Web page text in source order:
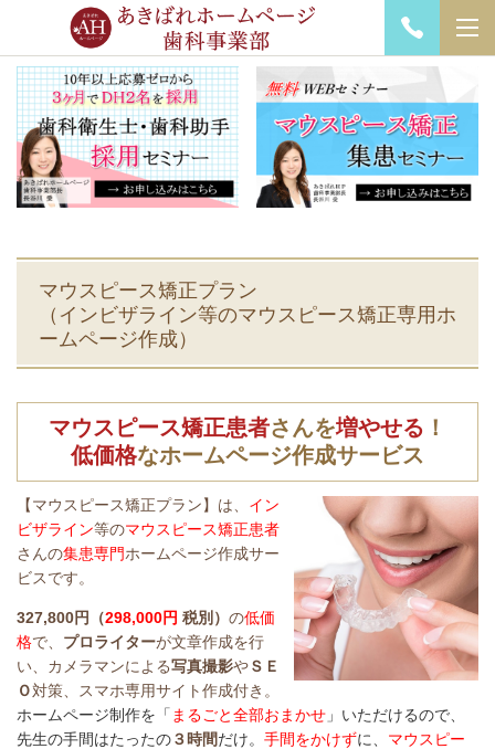
マウスピース矯正プラン
（インビザライン等のマウスピース矯正専用ホ
ームページ作成）
マウスピース矯正患者さんを増やせる ！
低価格なホームページ作成サービス
【マウスピース矯正プラン】は、 イン
ビザライン等のマウスピース矯正患者
さんの集患専門ホームページ作成サー
ビスです。
327,800円（298,000円 税別） の低価
格で、 プロライターが文章作成を行
い、カメラマンによる写真撮影やＳＥ
Ｏ対策、スマホ専用サイト作成付き。
ホームページ制作を「 まるごと全部おまかせ 」いただけるので、
先生の手間はたったの３時間だけ。 手間をかけずに、 マウスピー